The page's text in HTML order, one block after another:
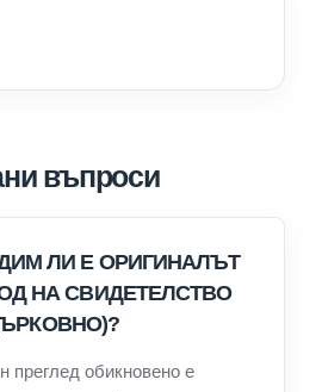
въпроси
ЛИ Е ОРИГИНАЛЪТ
НА СВИДЕТЕЛСТВО
преглед обикновено е